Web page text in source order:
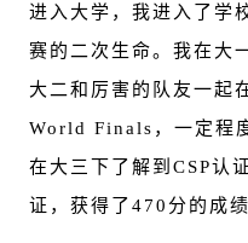
进入大学，我进入了学
赛的二次生命。我在大
大二和厉害的队友一起
World Finals，一定程
在大三下了解到CSP认
证，获得了470分的成绩